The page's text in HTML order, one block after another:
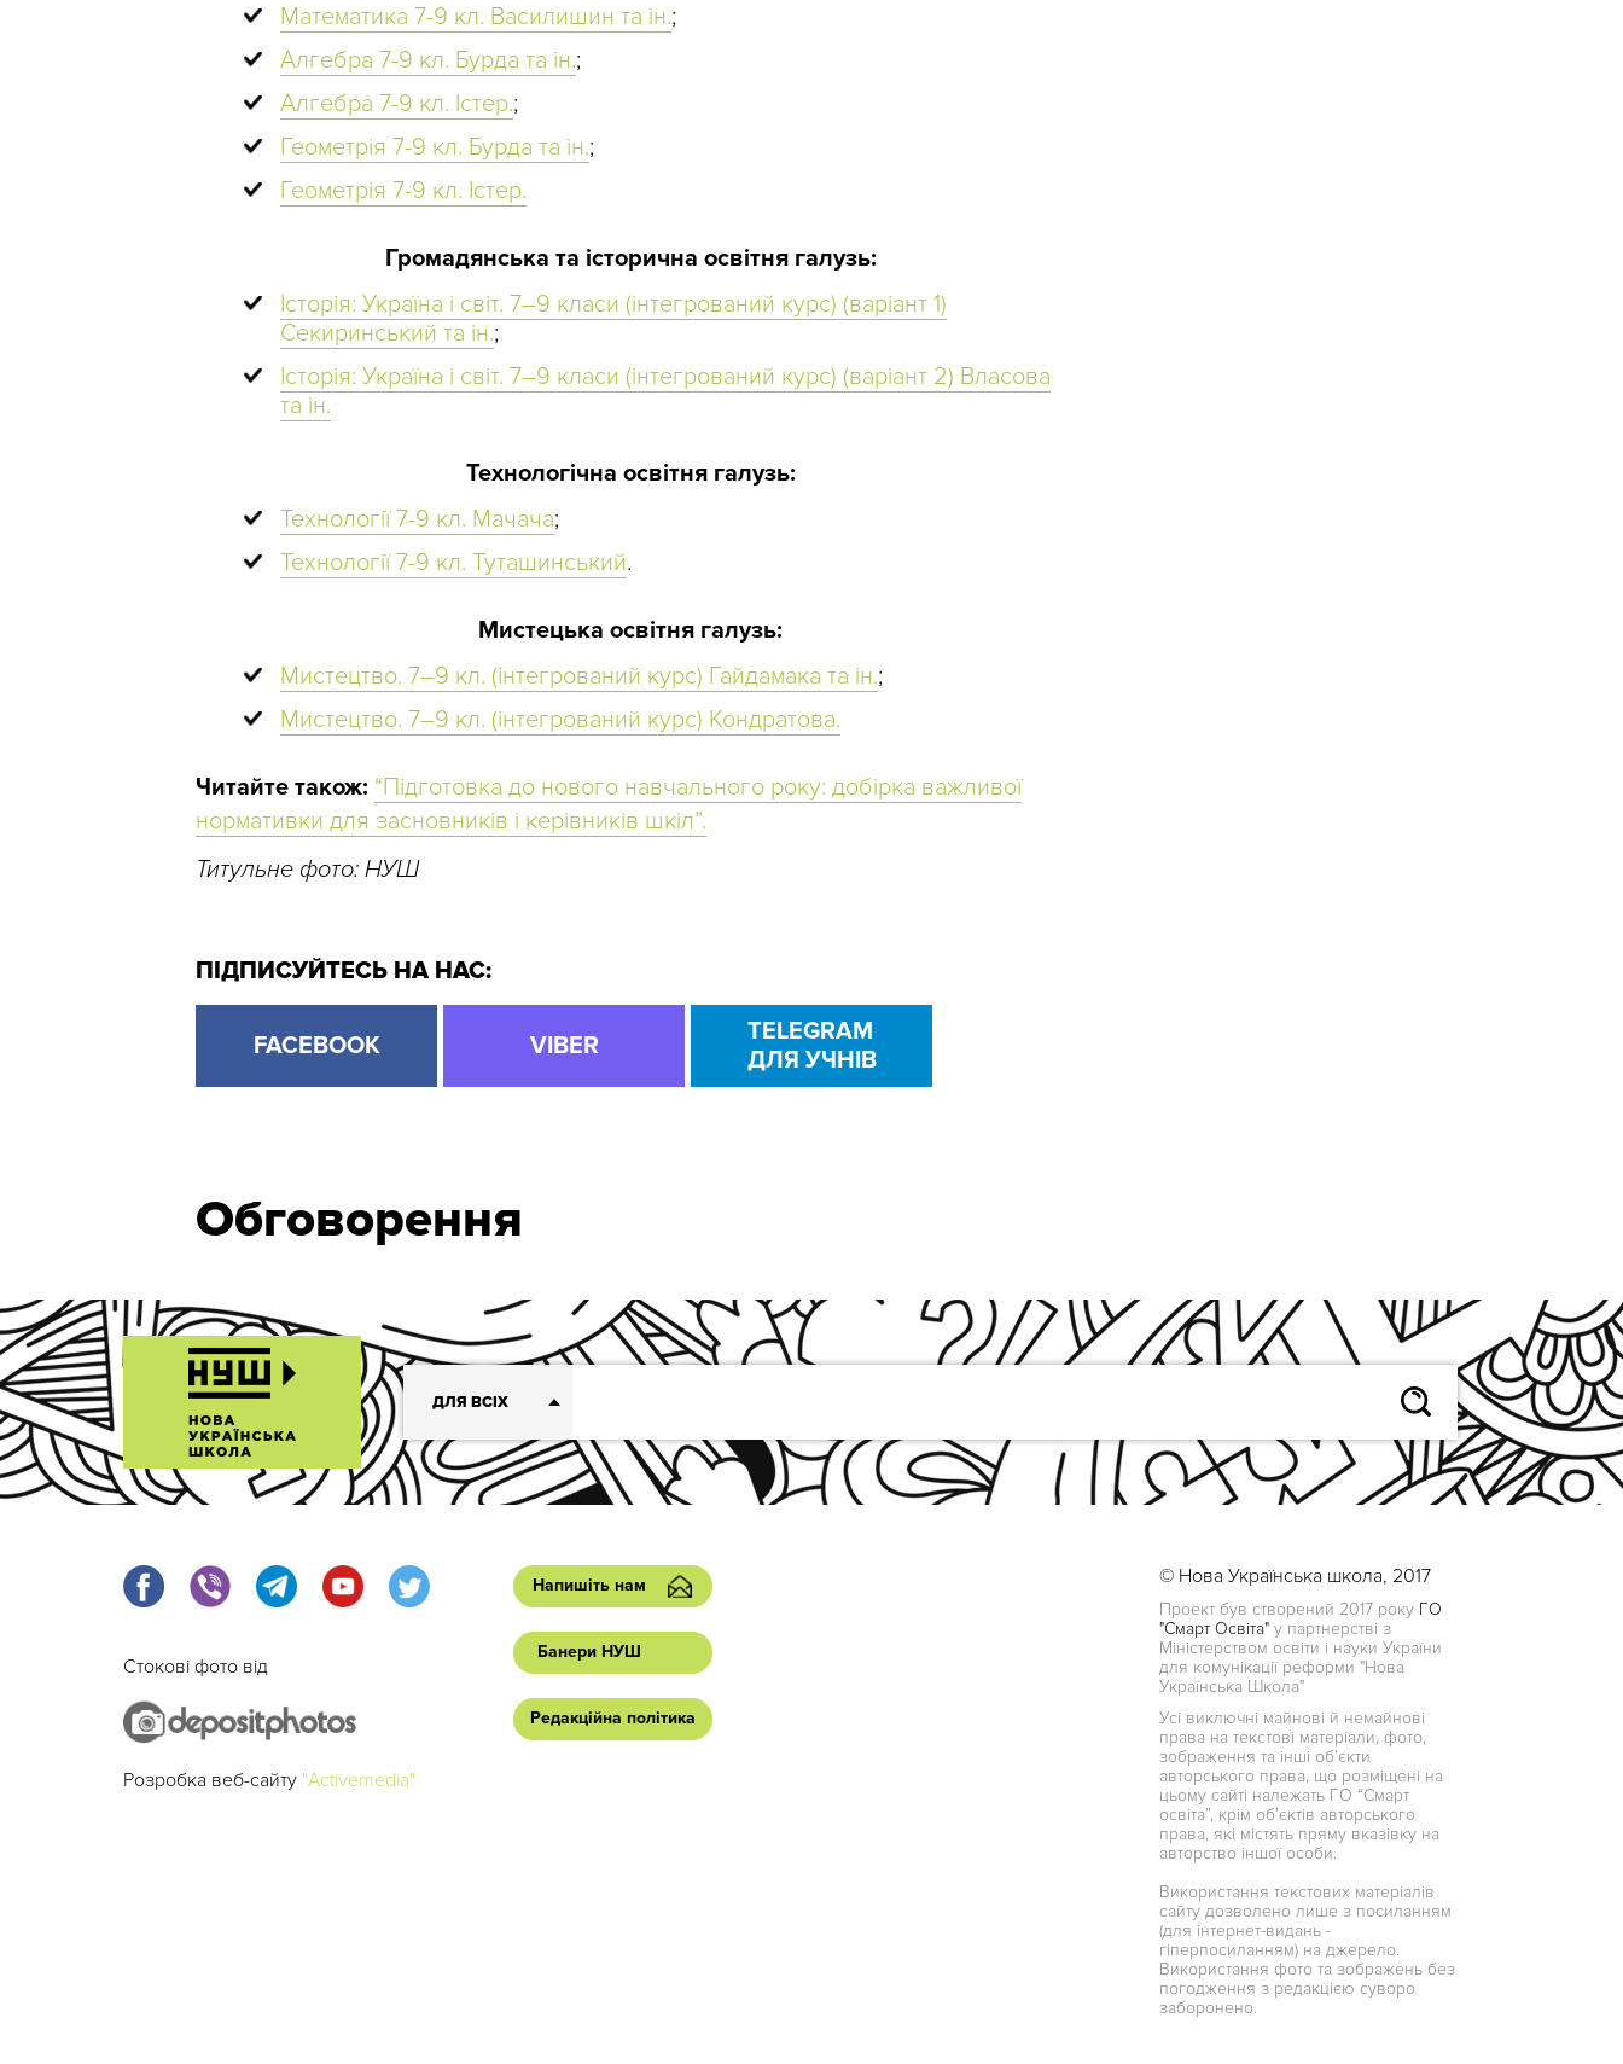
Математика 7-9 кл. Василишин та ін.;
Алгебра 7-9 кл. Бурда та ін.;
Алгебра 7-9 кл. Істер.;
Геометрія 7-9 кл. Бурда та ін.;
Геометрія 7-9 кл. Істер.
Громадянська та історична освітня галузь:
Історія: Україна і світ. 7–9 класи (інтегрований курс) (варіант 1)
Секиринський та ін.;
Історія: Україна і світ. 7–9 класи (інтегрований курс) (варіант 2) Власова
та ін.
Технологічна освітня галузь:
Технології 7-9 кл. Мачача;
Технології 7-9 кл. Туташинський.
Мистецька освітня галузь:
Мистецтво. 7–9 кл. (інтегрований курс) Гайдамака та ін.;
Мистецтво. 7–9 кл. (інтегрований курс) Кондратова.
Читайте також: “Підготовка до нового навчального року: добірка важливої
нормативки для засновників і керівників шкіл”.
Титульне фото: НУШ
ПІДПИСУЙТЕСЬ НА НАС:
FACEBOOK VIBER
TELEGRAM
ДЛЯ УЧНІВ
Обговорення
ДЛЯ ВСІХ
Стокові фото від
Розробка веб-сайту "Activemedia"
Напишіть нам
Банери НУШ
Редакційна політика
© Нова Українська школа, 2017
Проект був створений 2017 року ГО
"Смарт Освіта" у партнерстві з
Міністерством освіти і науки України
для комунікації реформи "Нова
Українська Школа"
Усі виключні майнові й немайнові
права на текстові матеріали, фото,
зображення та інші об’єкти
авторського права, що розміщені на
цьому сайті належать ГО “Смарт
освіта”, крім об’єктів авторського
права, які містять пряму вказівку на
авторство іншої особи.
Використання текстових матеріалів
сайту дозволено лише з посиланням
(для інтернет-видань -
гіперпосиланням) на джерело.
Використання фото та зображень без
погодження з редакцією суворо
заборонено.